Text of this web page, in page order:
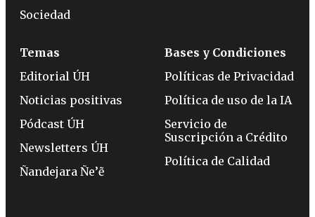
Sociedad
Temas
Editorial ÚH
Noticias positivas
Pódcast ÚH
Newsletters ÚH
Ñandejara Ñe’ẽ
Bases y Condiciones
Políticas de Privacidad
Política de uso de la IA
Servicio de
Suscripción a Crédito
Política de Calidad